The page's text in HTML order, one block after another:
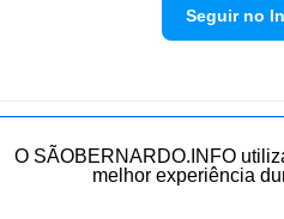
Seguir no
Política de privacidade
O SÃOBERNARDO.INFO
melhor experiência